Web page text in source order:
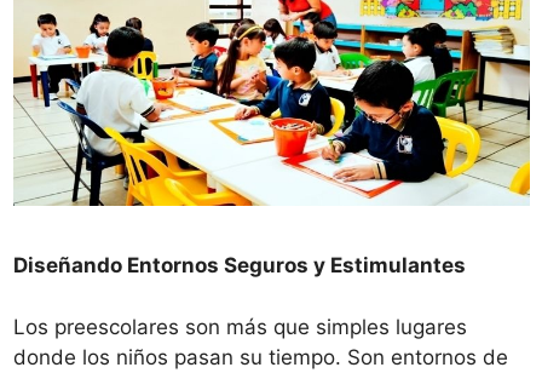
Diseñando Entornos Seguros y Estimulantes
Los preescolares son más que simples lugares
donde los niños pasan su tiempo. Son entornos de